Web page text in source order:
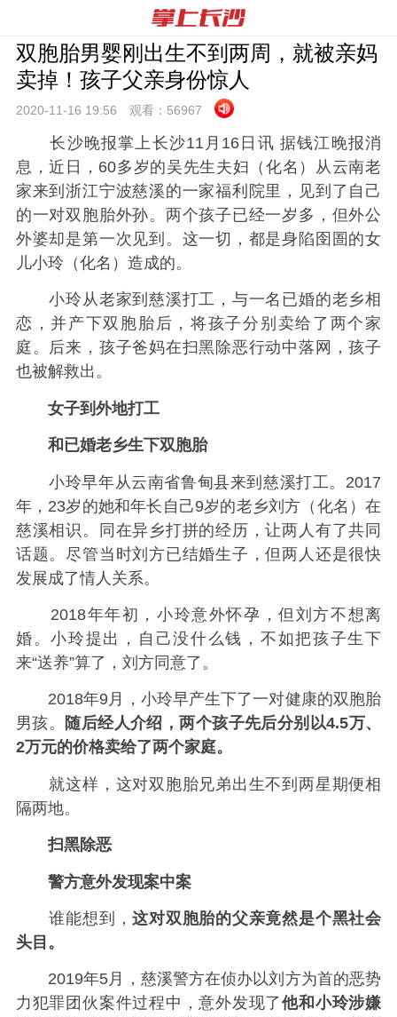
双胞胎男婴刚出生不到两周，就被亲妈
卖掉！孩子父亲身份惊人
2020-11-16 19:56 观看： 56967
长沙晚报掌上长沙11月16日讯 据钱江晚报消
息，近日，60多岁的吴先生夫妇（化名）从云南老
家来到浙江宁波慈溪的一家福利院里，见到了自己
的一对双胞胎外孙。两个孩子已经一岁多，但外公
外婆却是第一次见到。这一切，都是身陷囹圄的女
儿小玲（化名）造成的。
小玲从老家到慈溪打工，与一名已婚的老乡相
恋，并产下双胞胎后，将孩子分别卖给了两个家
庭。后来，孩子爸妈在扫黑除恶行动中落网，孩子
也被解救出。
女子到外地打工
和已婚老乡生下双胞胎
小玲早年从云南省鲁甸县来到慈溪打工。2017
年，23岁的她和年长自己9岁的老乡刘方（化名）在
慈溪相识。同在异乡打拼的经历，让两人有了共同
话题。尽管当时刘方已结婚生子，但两人还是很快
发展成了情人关系。
2018年年初，小玲意外怀孕，但刘方不想离
婚。小玲提出，自己没什么钱，不如把孩子生下
来“送养”算了，刘方同意了。
2018年9月，小玲早产生下了一对健康的双胞胎
男孩。 随后经人介绍，两个孩子先后分别以4.5万、
2万元的价格卖给了两个家庭。
就这样，这对双胞胎兄弟出生不到两星期便相
隔两地。
扫黑除恶
警方意外发现案中案
谁能想到，这对双胞胎的父亲竟然是个黑社会
头目。
2019年5月，慈溪警方在侦办以刘方为首的恶势
力犯罪团伙案件过程中，意外发现了他和小玲涉嫌